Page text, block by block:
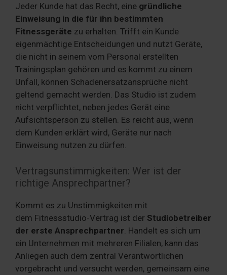
Jeder Kunde hat das Recht, eine gründliche
Einweisung in die für ihn bestimmten
Fitnessgeräte zu erhalten. Trifft ein Kunde
eigenmächtige Entscheidungen und nutzt Geräte,
die nicht in seinem vom Personal erstellten
Trainingsplan gehören und es kommt zu einem
Unfall, können Schadenersatzansprüche nicht
geltend gemacht werden. Das Studio ist zudem
nicht verpflichtet, neben jedes Gerät eine
Aufsichtsperson zu stellen. Es reicht aus, wenn
dem Kunden erklärt wird, Geräte nur nach
Einweisung nutzen zu dürfen.
Vertragsunstimmigkeiten: Wer ist der
richtige Ansprechpartner?
Kommt es zu Unstimmigkeiten mit
dem Fitnessstudio-Vertrag ist der Studiobetreiber
der erste Ansprechpartner . Handelt es sich um
ein Unternehmen mit mehreren Filialen, kann das
Anliegen auch dem zentral Verantwortlichen
vorgebracht und versucht werden, gemeinsam eine